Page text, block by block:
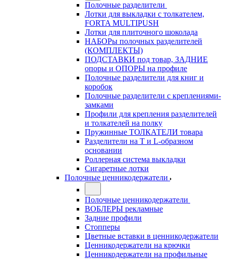
Полочные разделители
Лотки для выкладки с толкателем,
FORTA MULTIPUSH
Лотки для плиточного шоколада
НАБОРы полочных разделителей
(КОМПЛЕКТЫ)
ПОДСТАВКИ под товар, ЗАДНИЕ
опоры и ОПОРЫ на профиле
Полочные разделители для книг и
коробок
Полочные разделители с креплениями-
замками
Профили для крепления разделителей
и толкателей на полку
Пружинные ТОЛКАТЕЛИ товара
Разделители на Т и L-образном
основании
Роллерная система выкладки
Сигаретные лотки
Полочные ценникодержатели
Полочные ценникодержатели
ВОБЛЕРЫ рекламные
Задние профили
Стопперы
Цветные вставки в ценникодержатели
Ценникодержатели на крючки
Ценникодержатели на профильные